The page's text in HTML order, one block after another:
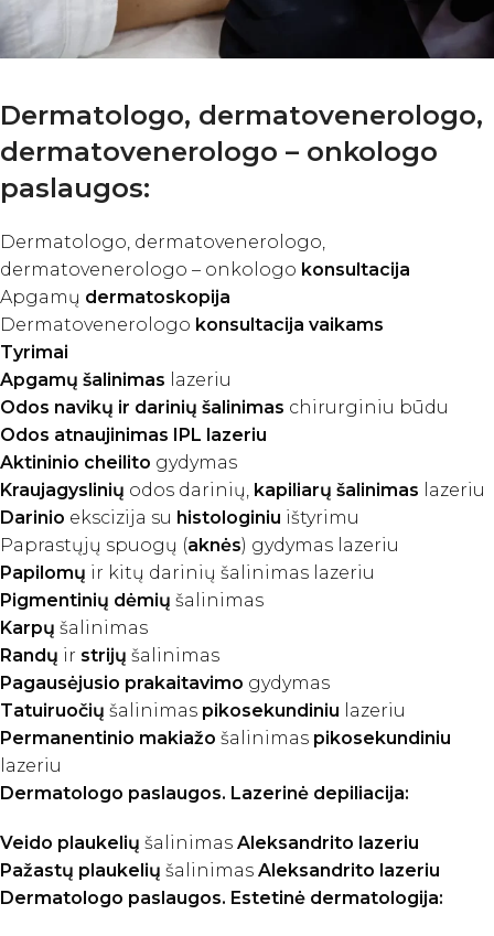
Dermatologo, dermatovenerologo,
dermatovenerologo – onkologo
paslaugos:
Dermatologo, dermatovenerologo,
dermatovenerologo – onkologo konsultacija
Apgamų dermatoskopija
Dermatovenerologo konsultacija vaikams
Tyrimai
Apgamų šalinimas lazeriu
Odos navikų ir darinių šalinimas chirurginiu būdu
Odos atnaujinimas IPL lazeriu
Aktininio cheilito gydymas
Kraujagyslinių odos darinių, kapiliarų šalinimas lazeriu
Darinio ekscizija su histologiniu ištyrimu
Paprastųjų spuogų (aknės) gydymas lazeriu
Papilomų ir kitų darinių šalinimas lazeriu
Pigmentinių dėmių šalinimas
Karpų šalinimas
Randų ir strijų šalinimas
Pagausėjusio prakaitavimo gydymas
Tatuiruočių šalinimas pikosekundiniu lazeriu
Permanentinio makiažo šalinimas pikosekundiniu
lazeriu
Dermatologo paslaugos. Lazerinė depiliacija:
Veido plaukelių šalinimas Aleksandrito lazeriu
Pažastų plaukelių šalinimas Aleksandrito lazeriu
Dermatologo paslaugos. Estetinė dermatologija: